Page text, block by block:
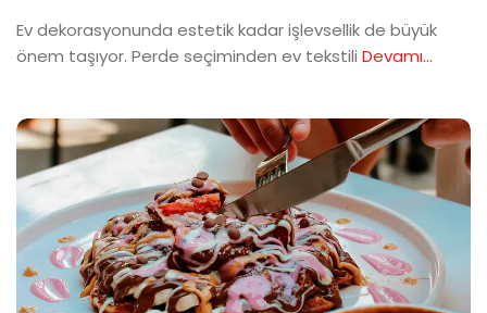
Ev dekorasyonunda estetik kadar işlevsellik de büyük
önem taşıyor. Perde seçiminden ev tekstili Devamı...